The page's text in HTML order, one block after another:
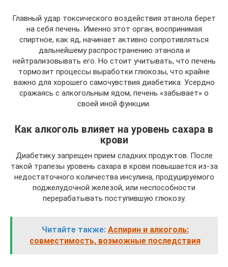
Главный удар токсического воздействия этанола берет
на себя печень. Именно этот орган, воспринимая
спиртное, как яд, начинает активно сопротивляться
дальнейшему распространению этанола и
нейтрализовывать его. Но стоит учитывать, что печень
тормозит процессы выработки глюкозы, что крайне
важно для хорошего самочувствия диабетика. Усердно
сражаясь с алкогольным ядом, печень «забывает» о
своей иной функции.
Как алкоголь влияет на уровень сахара в
крови
Диабетику запрещен прием сладких продуктов. После
такой трапезы уровень сахара в крови повышается из-за
недостаточного количества инсулина, продуцируемого
поджелудочной железой, или неспособности
перерабатывать поступившую глюкозу.
Читайте также: Аспирин и алкоголь:
совместимость, возможные последствия